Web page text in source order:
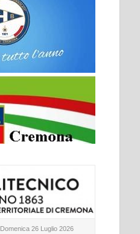
Domenica 26 Luglio 2026